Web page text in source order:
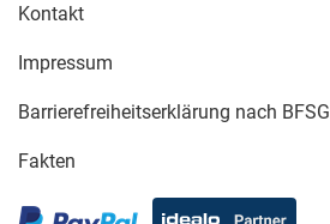
Kontakt
Impressum
Barrierefreiheitserklärung nach BFSG
Fakten